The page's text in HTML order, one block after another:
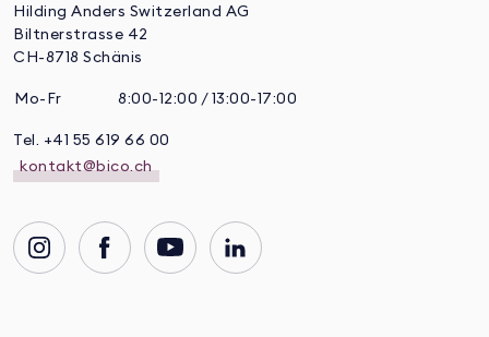
Hilding Anders Switzerland AG
Biltnerstrasse 42
CH-8718 Schänis
Mo-Fr 8:00-12:00 / 13:00-17:00
Tel. +41 55 619 66 00
kontakt@bico.ch